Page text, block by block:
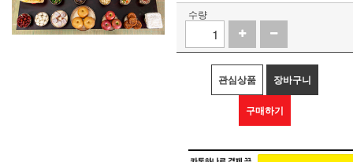
수량
관심상품 장바구니
구매하기